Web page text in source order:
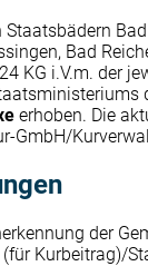
Staatsbädern
Bad
KG i.V.m. der
erhoben. Die
GmbH/
der
Kurbeitrag)/